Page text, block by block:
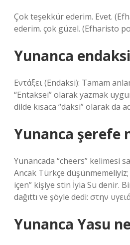
Çok teşekkür ederim. Evet.
ederim. çok güzel. (Efharisto
Yunanca
Εντάξει (Endaksi): Tamam
“Entaksei” olarak yazmak
dilde kısaca “daksi” olarak da
Yunanca şerefe
Yunancada “cheers” kelimesi
Ancak Türkçe
içen” kişiye stin İyia Su denir.
dağıttı ve şöyle dedi: στην
Yunanca Yasu